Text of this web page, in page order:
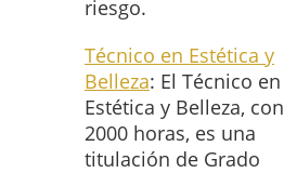
riesgo.
Técnico en Estética y
Belleza: El Técnico en
Estética y Belleza, con
2000 horas, es una
titulación de Grado